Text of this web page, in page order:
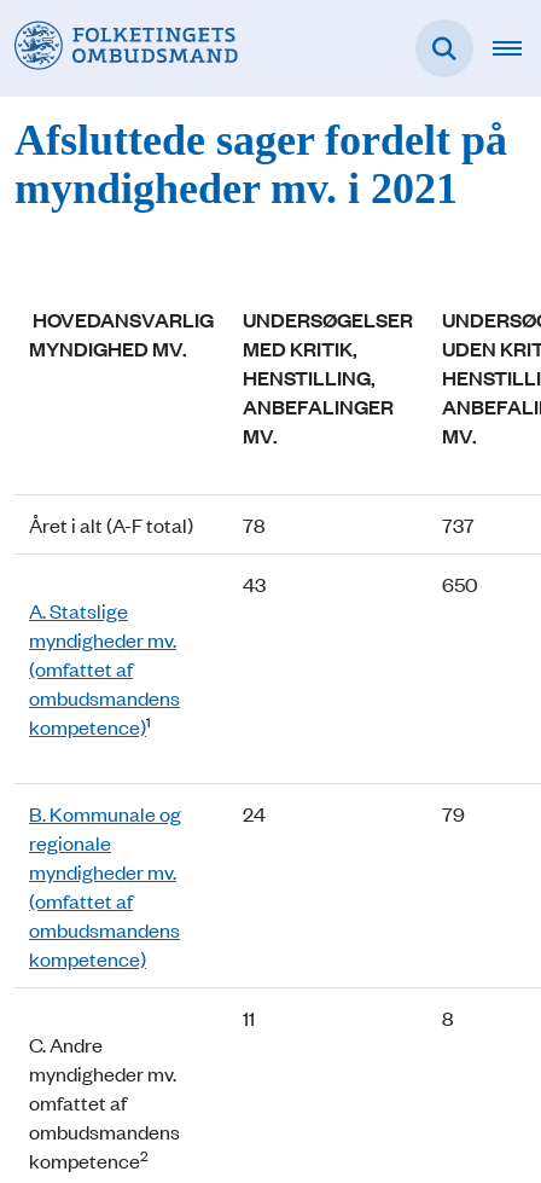
Afsluttede sager fordelt på
myndigheder mv. i 2021
HOVEDANSVARLIG
MYNDIGHED MV.
UNDERSØGELSER
MED KRITIK,
HENSTILLING,
ANBEFALINGER
MV.
UDEN
MV.
Året i alt (A-F total) 78 737
A. Statslige
myndigheder mv.
(omfattet af
ombudsmandens
kompetence)1
43 650
B. Kommunale og
regionale
myndigheder mv.
(omfattet af
ombudsmandens
kompetence)
24 79
C. Andre
myndigheder mv.
omfattet af
ombudsmandens
kompetence2
11 8